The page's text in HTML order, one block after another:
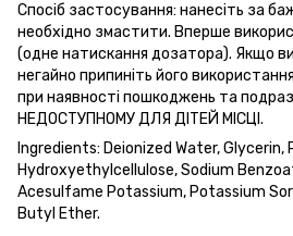
Спосіб застосування: нанесіть за
необхідно змастити. Вперше
(одне натискання дозатора). Якщо
негайно припиніть його
при наявності пошкоджень та
НЕДОСТУПНОМУ ДЛЯ ДІТЕЙ МІСЦІ.
Ingredients: Deionized Water, Glycerin,
Hydroxyethylcellulose, Sodium
Acesulfame Potassium, Potassium
Butyl Ether.